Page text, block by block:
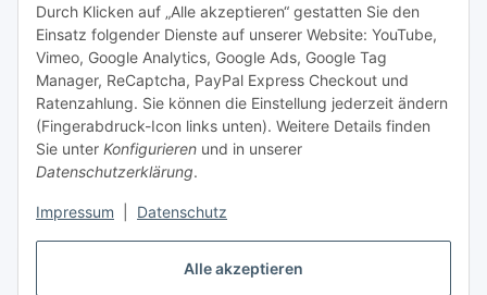
Alle akzeptieren
Durch Klicken auf „Alle akzeptieren“ gestatten Sie den
Einsatz folgender Dienste auf unserer Website: YouTube,
Vimeo, Google Analytics, Google Ads, Google Tag
Manager, ReCaptcha, PayPal Express Checkout und
Ratenzahlung. Sie können die Einstellung jederzeit ändern
(Fingerabdruck-Icon links unten). Weitere Details finden
Sie unter Konfigurieren und in unserer
Datenschutzerklärung.
Impressum Datenschutz
Abonnieren
Informationen
Gesetzliche Informationen
Vertrag widerrufen